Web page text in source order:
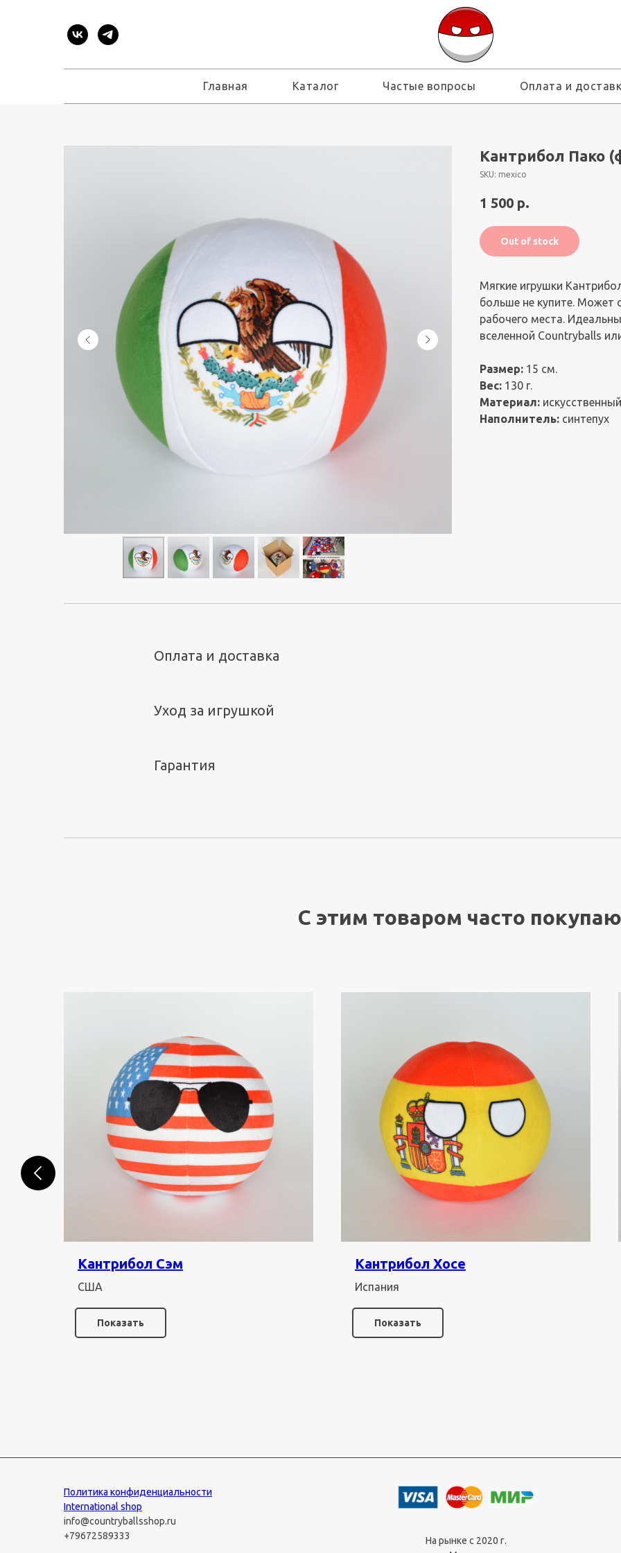
Главная Каталог Частые вопросы Оплата и
Кантрибол Пако
SKU: mexico
1 500 р.
Out of stock
Мягкие игрушки
больше не купите. Может
рабочего места.
вселенной Countryballs
Размер: 15 см.
Вес: 130 г.
Материал:
Наполнитель: синтепух
Оплата и доставка
Уход за игрушкой
Гарантия
С этим товаром часто
Кантрибол Сэм
США
Показать
Кантрибол Хосе
Испания
Показать
Политика конфиденциальности
International shop
info@countryballsshop.ru
+79672589333
На рынке с 2020 г.